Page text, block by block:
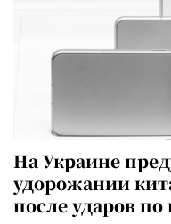
На Украине
удорожании
после ударов